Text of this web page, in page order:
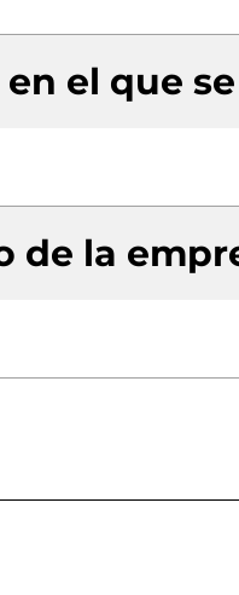
el que
de la